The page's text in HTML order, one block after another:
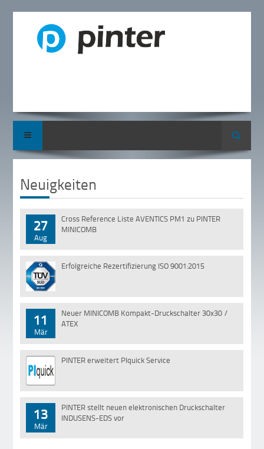
Suche
Neuigkeiten
27
Aug
Cross Reference Liste AVENTICS PM1 zu PINTER
MINICOMB
22
Mai
Erfolgreiche Rezertifizierung ISO 9001:2015
11
Mär
Neuer MINICOMB Kompakt-Druckschalter 30x30 /
ATEX
01
Aug
PINTER erweitert PIquick Service
13
Mär
PINTER stellt neuen elektronischen Druckschalter
INDUSENS-EDS vor